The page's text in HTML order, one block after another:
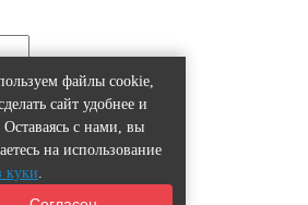
файлы cookie,
сайт удобнее и
с нами, вы
на использование
куки.